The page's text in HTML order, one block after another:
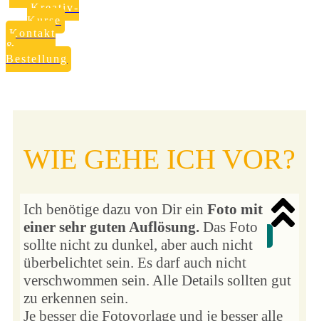
Kreativ-
Kurse
Kontakt
&
Bestellung
WIE GEHE ICH VOR?
Ich benötige dazu von Dir ein Foto mit
einer sehr guten Auflösung. Das Foto
sollte nicht zu dunkel, aber auch nicht
überbelichtet sein. Es darf auch nicht
verschwommen sein. Alle Details sollten gut
zu erkennen sein.
Je besser die Fotovorlage und je besser alle